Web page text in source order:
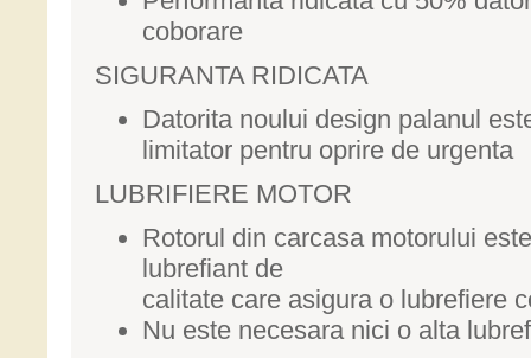
coborare
SIGURANTA RIDICATA
Datorita noului design palanul
limitator pentru oprire de urgenta
LUBRIFIERE MOTOR
Rotorul din carcasa motorului
lubrefiant de
calitate care asigura o lubrefiere
Nu este necesara nici o alta